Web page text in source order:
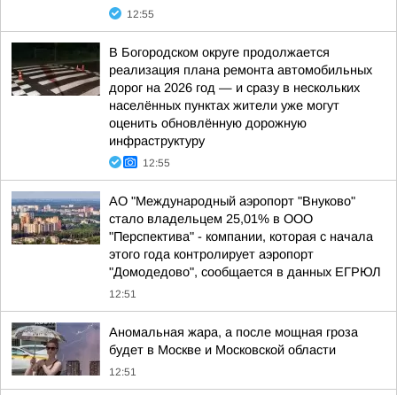
12:55
В Богородском округе продолжается
реализация плана ремонта автомобильных
дорог на 2026 год — и сразу в нескольких
населённых пунктах жители уже могут
оценить обновлённую дорожную
инфраструктуру
12:55
АО "Международный аэропорт "Внуково"
стало владельцем 25,01% в ООО
"Перспектива" - компании, которая с начала
этого года контролирует аэропорт
"Домодедово", сообщается в данных ЕГРЮЛ
12:51
Аномальная жара, а после мощная гроза
будет в Москве и Московской области
12:51